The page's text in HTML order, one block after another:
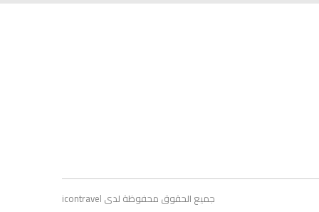
جميع الحقوق محفوظة لدى icontravel